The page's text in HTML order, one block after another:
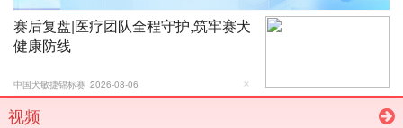
赛后复盘|医疗团队全程守护,筑牢赛犬
健康防线
中国犬敏捷锦标赛 2026-08-06
视频